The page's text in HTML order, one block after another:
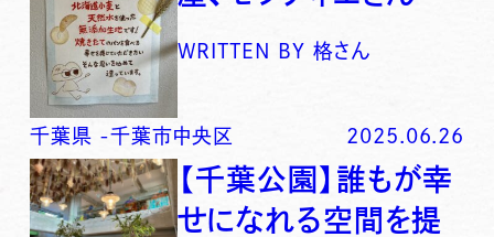
WRITTEN BY 格さん
千葉県 -千葉市中央区 2025.06.26
【千葉公園】誰もが幸
せになれる空間を提